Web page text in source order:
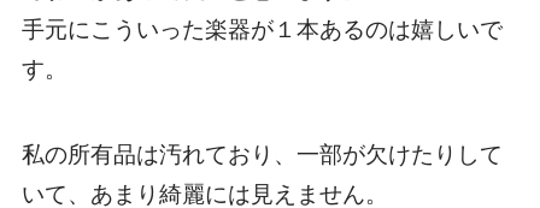
手元にこういった楽器が１本あるのは嬉しいで
す。
私の所有品は汚れており、一部が欠けたりして
いて、あまり綺麗には見えません。